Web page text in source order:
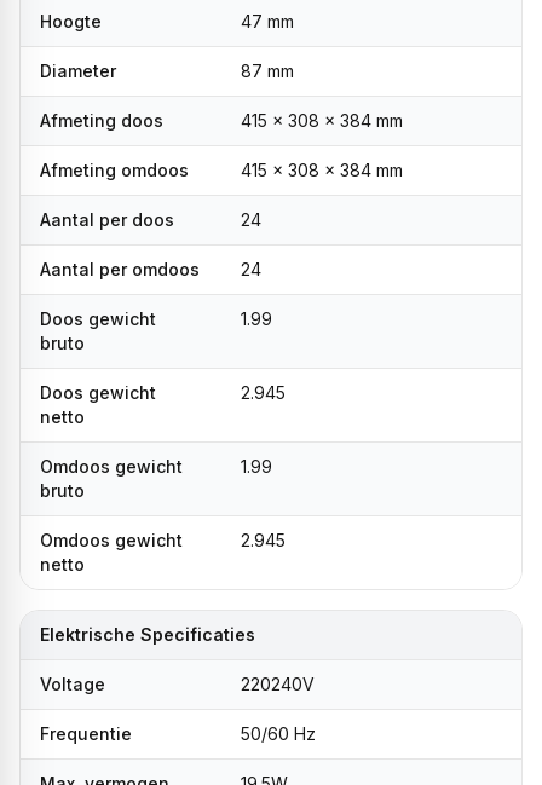
Hoogte 47 mm
Diameter 87 mm
Afmeting doos 415 x 308 x 384 mm
Afmeting omdoos 415 x 308 x 384 mm
Aantal per doos 24
Aantal per omdoos 24
Doos gewicht
bruto
1.99
Doos gewicht
netto
2.945
Omdoos gewicht
bruto
1.99
Omdoos gewicht
netto
2.945
Elektrische Specificaties
Voltage 220240V
Frequentie 50/60 Hz